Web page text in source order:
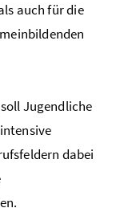
auch für die
Jugendliche
dabei